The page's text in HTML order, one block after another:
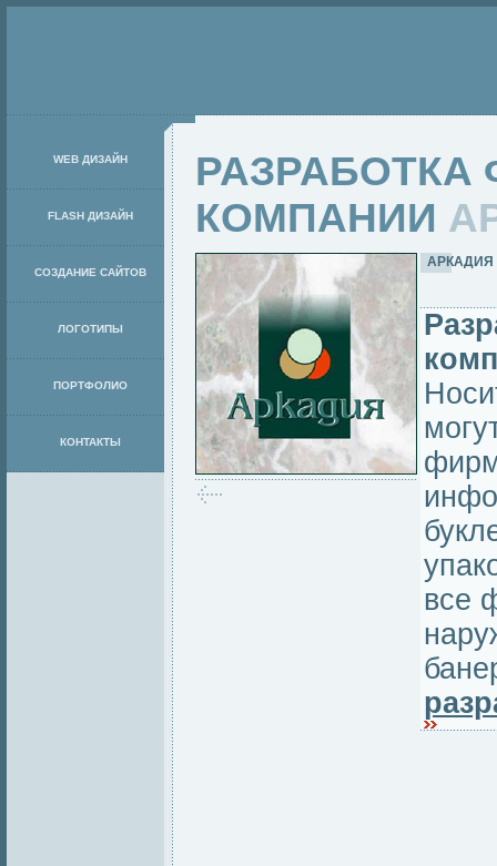
КОМПАНИИ
АРКАДИЯ
все
WEB ДИЗАЙН
FLASH ДИЗАЙН
СОЗДАНИЕ САЙТОВ
ЛОГОТИПЫ
ПОРТФОЛИО
КОНТАКТЫ